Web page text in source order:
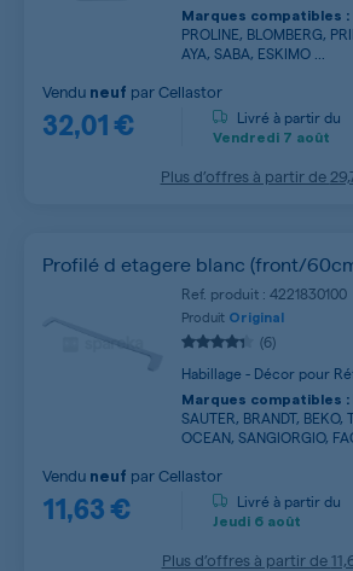
Marques compatibles :
PROLINE, BLOMBERG,
AYA, SABA, ESKIMO ...
32,01 €
Vendu neuf parCellastor
Livré à partir du
Vendredi 7 août
Plus d’offres à partir de
Profilé d etagere blanc (front/
Ref. produit : 4221830100
Produit Original
(6)
Habillage - Décor pour
Marques compatibles :
SAUTER, BRANDT, BEKO,
OCEAN, SANGIORGIO,
11,63 €
Vendu neuf parCellastor
Livré à partir du
Jeudi 6 août
Plus d’offres à partir de